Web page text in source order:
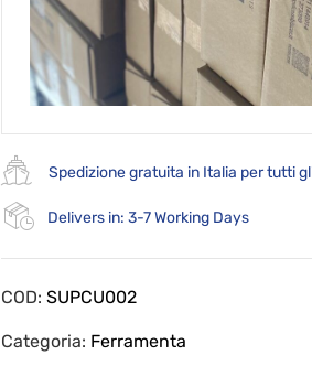
Spedizione gratuita in Italia per tutti
Delivers in: 3-7 Working Days
COD:SUPCU002
Categoria: Ferramenta